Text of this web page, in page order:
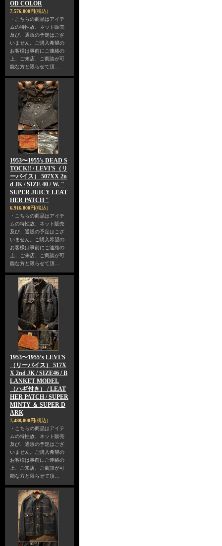
OD COLOR
7,576,800円(税込)
・こちらの商品はアイテ
ムの特性故、ネット販売
及び、通販の予定はござ
いません。ご購入希望の
お客様は事前にご連絡の
上、ご来店、ご商談が可
能な方と限らせて頂…
1953〜1955's DEAD S
TOCK!! / LEVI'S（リ
ーバイス） 507XX 2n
d JK / SIZE 40 / W. "
SUPER JUICY LEAT
HER PATCH "
6,916,800円(税込)
・こちらの商品はアイテ
ムの特性故、ネット販売
及び、通販の予定はござ
いません。ご購入希望の
お客様は事前にご連絡の
上、ご来店、ご商談が可
能な方と限らせて頂…
1953〜1955’s LEVI'S
（リーバイス） 517X
X 2nd JK / SIZE46 / B
LANKET MODEL
（ハギ付き） / LEAT
HER PATCH / SUPER
MINTY ＆ SUPER D
ARK
7,480,000円(税込)
・こちらの商品はアイテ
ムの特性故、ネット販売
及び、通販の予定はござ
いません。ご購入希望の
お客様は事前にご連絡の
上、ご来店、ご商談が可
能な方と限らせて頂…